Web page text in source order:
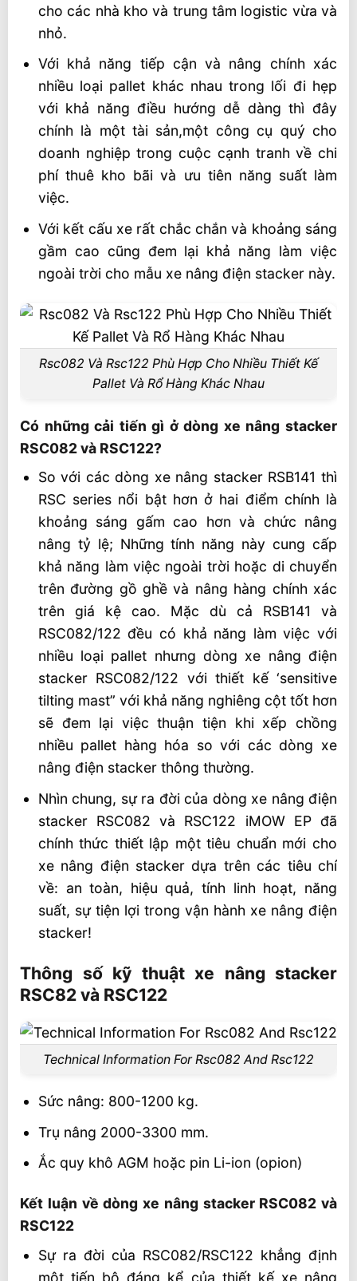
cho các nhà kho và trung tâm logistic vừa và
nhỏ.
Với khả năng tiếp cận và nâng chính xác
nhiều loại pallet khác nhau trong lối đi hẹp
với khả năng điều hướng dễ dàng thì đây
chính là một tài sản,một công cụ quý cho
doanh nghiệp trong cuộc cạnh tranh về chi
phí thuê kho bãi và ưu tiên năng suất làm
việc.
Với kết cấu xe rất chắc chắn và khoảng sáng
gầm cao cũng đem lại khả năng làm việc
ngoài trời cho mẫu xe nâng điện stacker này.
Rsc082 Và Rsc122 Phù Hợp Cho Nhiều Thiết Kế
Pallet Và Rổ Hàng Khác Nhau
Có những cải tiến gì ở dòng xe nâng stacker
RSC082 và RSC122?
So với các dòng xe nâng stacker RSB141 thì
RSC series nổi bật hơn ở hai điểm chính là
khoảng sáng gấm cao hơn và chức nâng
nâng tỷ lệ; Những tính năng này cung cấp
khả năng làm việc ngoài trời hoặc di chuyển
trên đường gồ ghề và nâng hàng chính xác
trên giá kệ cao. Mặc dù cả RSB141 và
RSC082/122 đều có khả năng làm việc với
nhiều loại pallet nhưng dòng xe nâng điện
stacker RSC082/122 với thiết kế ‘sensitive
tilting mast” với khả năng nghiêng cột tốt hơn
sẽ đem lại việc thuận tiện khi xếp chồng
nhiều pallet hàng hóa so với các dòng xe
nâng điện stacker thông thường.
Nhìn chung, sự ra đời của dòng xe nâng điện
stacker RSC082 và RSC122 iMOW EP đã
chính thức thiết lập một tiêu chuẩn mới cho
xe nâng điện stacker dựa trên các tiêu chí
về: an toàn, hiệu quả, tính linh hoạt, năng
suất, sự tiện lợi trong vận hành xe nâng điện
stacker!
Thông số kỹ thuật xe nâng stacker
RSC82 và RSC122
Technical Information For Rsc082 And Rsc122
Sức nâng: 800-1200 kg.
Trụ nâng 2000-3300 mm.
Ắc quy khô AGM hoặc pin Li-ion (opion)
Kết luận về dòng xe nâng stacker RSC082 và
RSC122
Sự ra đời của RSC082/RSC122 khẳng định
một tiến bộ đáng kể của thiết kế xe nâng